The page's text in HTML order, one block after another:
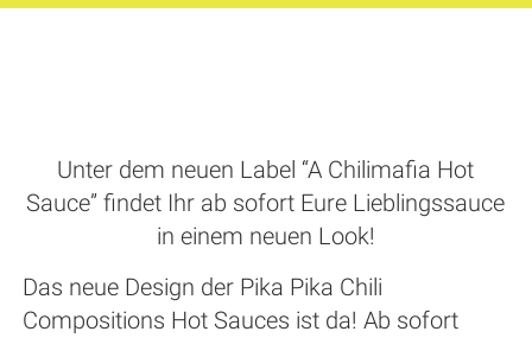
Unter dem neuen Label “A Chilimafia Hot
Sauce” findet Ihr ab sofort Eure Lieblingssauce
in einem neuen Look!
Das neue Design der Pika Pika Chili
Compositions Hot Sauces ist da! Ab sofort